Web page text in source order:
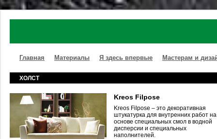
Главная Материалы Я здесь впервые Мастерам и
ХОЛСТ
Kreos Filpose
Kreos Filpose – это декоративная
штукатурка для внутренних работ на
основе специальных смол в водной
дисперсии и специальных
наполнителей.